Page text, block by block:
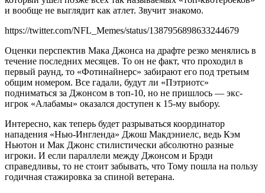
и вообще не выглядит как атлет. Звучит знакомо.
https://twitter.com/NFL_Memes/status/1387956898633244679
Оценки перспектив Мака Джонса на драфте резко менялись в
течение последних месяцев. То он не факт, что проходил в
первый раунд, то «Фотинайнерс» забирают его под третьим
общим номером. Все гадали, будут ли «Пэтриотс»
подниматься за Джонсом в топ-10, но не пришлось — экс-
игрок «Алабамы» оказался доступен к 15-му выбору.
Интересно, как теперь будет разрываться координатор
нападения «Нью-Ингленда» Джош Макдэниелс, ведь Кэм
Ньютон и Мак Джонс стилистически абсолютно разные
игроки. И если параллели между Джонсом и Брэди
справедливы, то не стоит забывать, что Тому пошла на пользу
годичная стажировка за спиной ветерана.